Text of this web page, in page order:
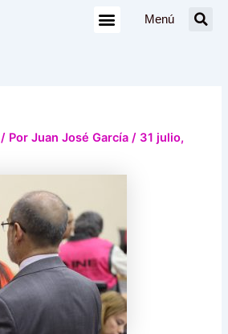
Menú
/ PorJuan José García/ 31 julio,